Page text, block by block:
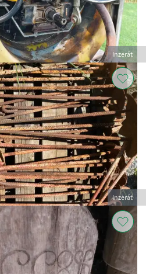
Inzerát
Inzerát